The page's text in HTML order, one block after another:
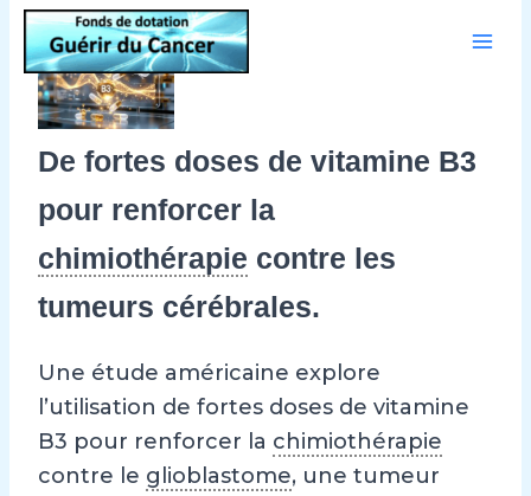
Aller
contenu
De fortes doses de vitamine B3
pour renforcer la
chimiothérapie contre les
tumeurs cérébrales.
Une étude américaine explore
l’utilisation de fortes doses de vitamine
B3 pour renforcer la chimiothérapie
contre le glioblastome, une tumeur